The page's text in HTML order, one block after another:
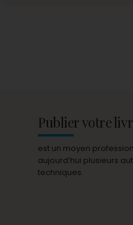
Publier votre
est un moyen
aujourd’hui plusieurs
techniques.